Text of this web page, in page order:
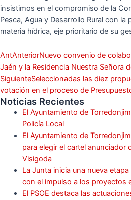
insistimos en el compromiso de la
Pesca, Agua y Desarrollo Rural con la
materia hídrica, eje prioritario de su
AntAnteriorNuevo convenio de
Jaén y la Residencia Nuestra Señora
SiguienteSeleccionadas las diez
votación en el proceso de
Noticias Recientes
El Ayuntamiento de
Policía Local
El Ayuntamiento de
para elegir el cartel anunciador
Visigoda
La Junta inicia una nueva
con el impulso a los proyectos
El PSOE destaca las